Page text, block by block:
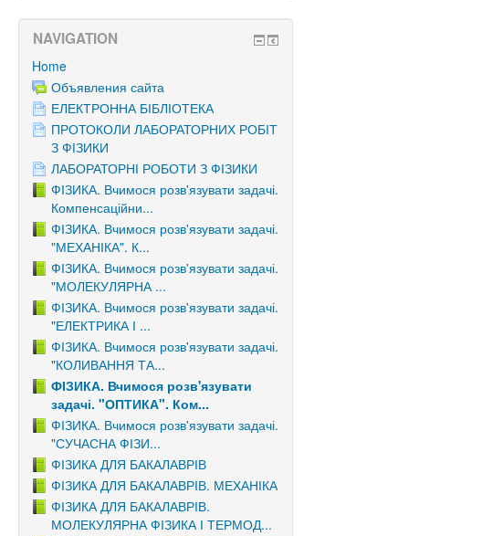
NAVIGATION
Home
Объявления сайта
ЕЛЕКТРОННА БІБЛІОТЕКА
ПРОТОКОЛИ ЛАБОРАТОРНИХ РОБІТ
З ФІЗИКИ
ЛАБОРАТОРНІ РОБОТИ З ФІЗИКИ
ФІЗИКА. Вчимося розв'язувати задачі.
Компенсаційни...
ФІЗИКА. Вчимося розв'язувати задачі.
"МЕХАНІКА". К...
ФІЗИКА. Вчимося розв'язувати задачі.
"МОЛЕКУЛЯРНА ...
ФІЗИКА. Вчимося розв'язувати задачі.
"ЕЛЕКТРИКА І ...
ФІЗИКА. Вчимося розв'язувати задачі.
"КОЛИВАННЯ ТА...
ФІЗИКА. Вчимося розв'язувати
задачі. "ОПТИКА". Ком...
ФІЗИКА. Вчимося розв'язувати задачі.
"СУЧАСНА ФІЗИ...
ФІЗИКА ДЛЯ БАКАЛАВРІВ
ФІЗИКА ДЛЯ БАКАЛАВРІВ. МЕХАНІКА
ФІЗИКА ДЛЯ БАКАЛАВРІВ.
МОЛЕКУЛЯРНА ФІЗИКА І ТЕРМОД...